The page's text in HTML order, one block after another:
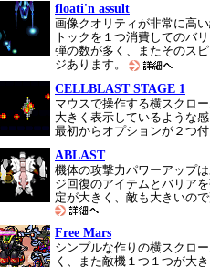
floati'n assult
画像クオリティが非常に高
トックを１つ消費してのバ
弾の数が多く、またそのス
ジあります。
CELLBLAST STAGE 1
マウスで操作する横スクロ
大きく表示しているような
最初からオプションが２つ
ABLAST
機体の攻撃力パワーアップ
ジ回復のアイテムとバリア
定が大きく、敵も大きいの
Free Mars
シンプルな作りの横スクロ
く、また敵機１つ１つが大